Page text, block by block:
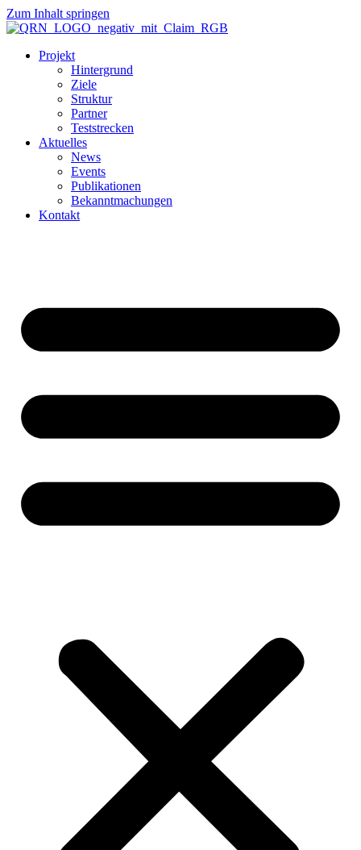
Zum Inhalt springen
Projekt
Hintergrund
Ziele
Struktur
Partner
Teststrecken
Aktuelles
News
Events
Publikationen
Bekanntmachungen
Kontakt